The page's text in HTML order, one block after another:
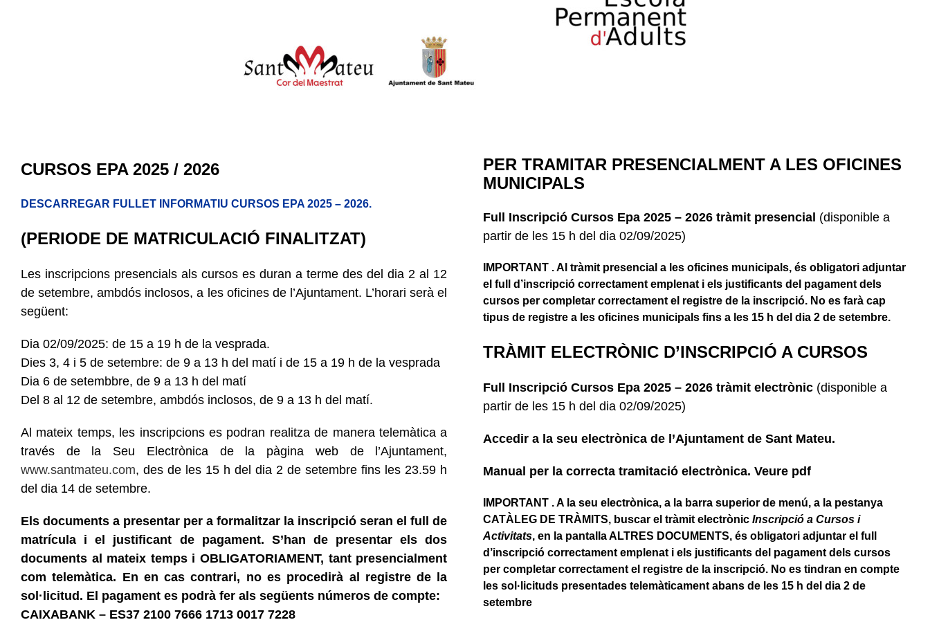
CURSOS EPA 2025 / 2026
DESCARREGAR FULLET INFORMATIU CURSOS EPA 2025 – 2026.
(PERIODE DE MATRICULACIÓ FINALITZAT)
Les inscripcions presencials als cursos es duran a terme des del dia 2 al 12
de setembre, ambdós inclosos, a les oficines de l’Ajuntament. L’horari serà el
següent:
Dia 02/09/2025: de 15 a 19 h de la vesprada.
Dies 3, 4 i 5 de setembre: de 9 a 13 h del matí i de 15 a 19 h de la vesprada
Dia 6 de setembbre, de 9 a 13 h del matí
Del 8 al 12 de setembre, ambdós inclosos, de 9 a 13 h del matí.
Al mateix temps, les inscripcions es podran realitza de manera telemàtica a
través de la Seu Electrònica de la pàgina web de l’Ajuntament,
www.santmateu.com, des de les 15 h del dia 2 de setembre fins les 23.59 h
del dia 14 de setembre.
Els documents a presentar per a formalitzar la inscripció seran el full de
matrícula i el justificant de pagament. S’han de presentar els dos
documents al mateix temps i OBLIGATORIAMENT, tant presencialment
com telemàtica. En en cas contrari, no es procedirà al registre de la
sol·licitud. El pagament es podrà fer als següents números de compte:
CAIXABANK – ES37 2100 7666 1713 0017 7228
PER TRAMITAR PRESENCIALMENT A LES OFICINES
MUNICIPALS
Full Inscripció Cursos Epa 2025 – 2026 tràmit presencial (disponible a
partir de les 15 h del dia 02/09/2025)
IMPORTANT . Al tràmit presencial a les oficines municipals, és obligatori adjuntar
el full d’inscripció correctament emplenat i els justificants del pagament dels
cursos per completar correctament el registre de la inscripció. No es farà cap
tipus de registre a les oficines municipals fins a les 15 h del dia 2 de setembre.
TRÀMIT ELECTRÒNIC D’INSCRIPCIÓ A CURSOS
Full Inscripció Cursos Epa 2025 – 2026 tràmit electrònic (disponible a
partir de les 15 h del dia 02/09/2025)
Accedir a la seu electrònica de l’Ajuntament de Sant Mateu.
Manual per la correcta tramitació electrònica. Veure pdf
IMPORTANT . A la seu electrònica, a la barra superior de menú, a la pestanya
CATÀLEG DE TRÀMITS, buscar el tràmit electrònic Inscripció a Cursos i
Activitats, en la pantalla ALTRES DOCUMENTS, és obligatori adjuntar el full
d’inscripció correctament emplenat i els justificants del pagament dels cursos
per completar correctament el registre de la inscripció. No es tindran en compte
les sol·licituds presentades telemàticament abans de les 15 h del dia 2 de
setembre